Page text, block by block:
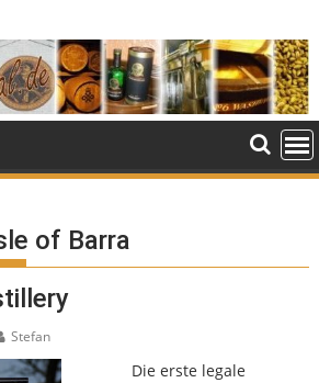
of Barra
Stefan
Die erste legale